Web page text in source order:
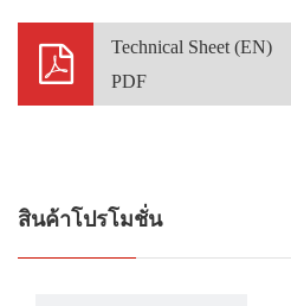
Technical Sheet (EN)
PDF
สินค้าโปรโมชั่น